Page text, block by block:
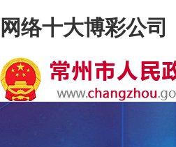
网络十大博彩公司